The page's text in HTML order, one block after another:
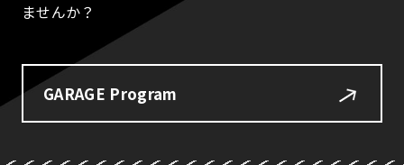
ませんか？
GARAGE Program